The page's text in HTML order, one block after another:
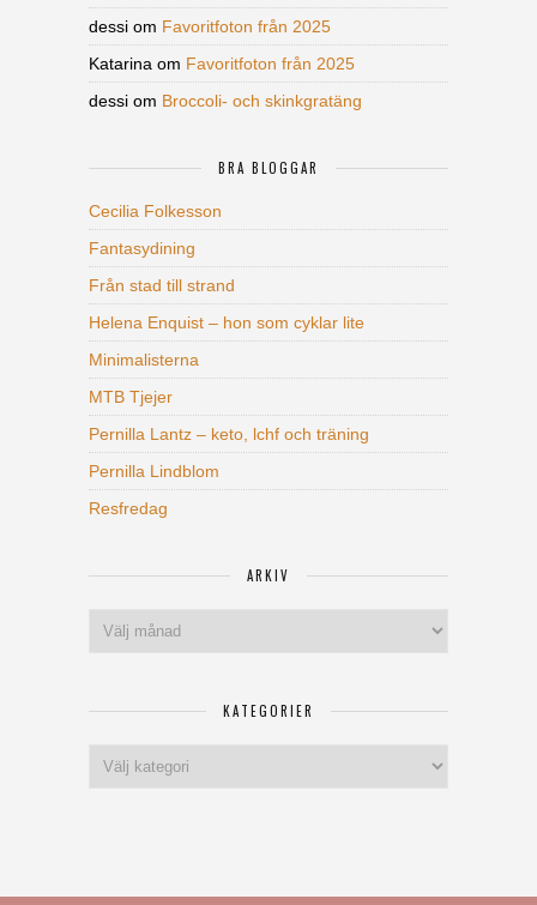
dessi om Favoritfoton från 2025
Katarina om Favoritfoton från 2025
dessi om Broccoli- och skinkgratäng
BRA BLOGGAR
Cecilia Folkesson
Fantasydining
Från stad till strand
Helena Enquist – hon som cyklar lite
Minimalisterna
MTB Tjejer
Pernilla Lantz – keto, lchf och träning
Pernilla Lindblom
Resfredag
ARKIV
KATEGORIER